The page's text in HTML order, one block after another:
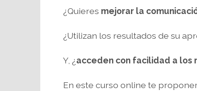
¿Quieres mejorar la
¿Utilizan los resultados de su
Y, ¿acceden con facilidad a los
En este curso online te